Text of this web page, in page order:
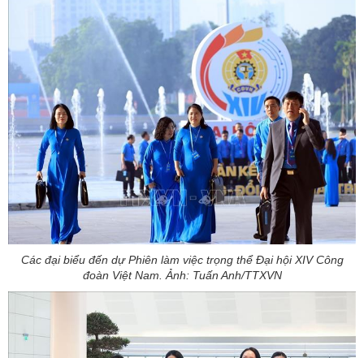
Các đại biểu đến dự Phiên làm việc trọng thể Đại hội XIV Công
đoàn Việt Nam. Ảnh: Tuấn Anh/TTXVN